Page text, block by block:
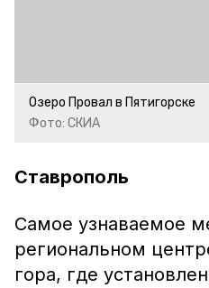
Озеро Провал в Пятигорске
Фото: СКИА
Ставрополь
Самое узнаваемое
региональном
гора, где